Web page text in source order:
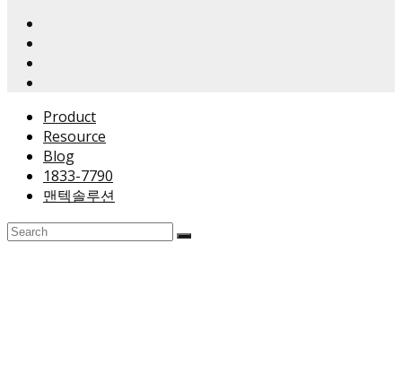
Product
Resource
Blog
1833-7790
맨텍솔루션